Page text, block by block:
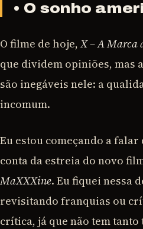
• O sonho
O filme de hoje,X – A Marca
que dividem opiniões, mas
são inegáveis nele: a
incomum.
Eu estou começando a
conta da estreia do novo
MaXXXine. Eu fiquei nessa
revisitando franquias ou
crítica, já que não tem tanto